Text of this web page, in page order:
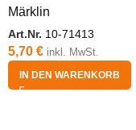
Märklin
Art.Nr. 10-71413
5,70 € inkl. MwSt.
IN DEN WARENKORB